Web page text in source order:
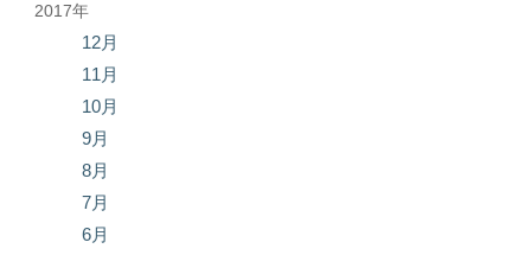
2017年
12月
11月
10月
9月
8月
7月
6月